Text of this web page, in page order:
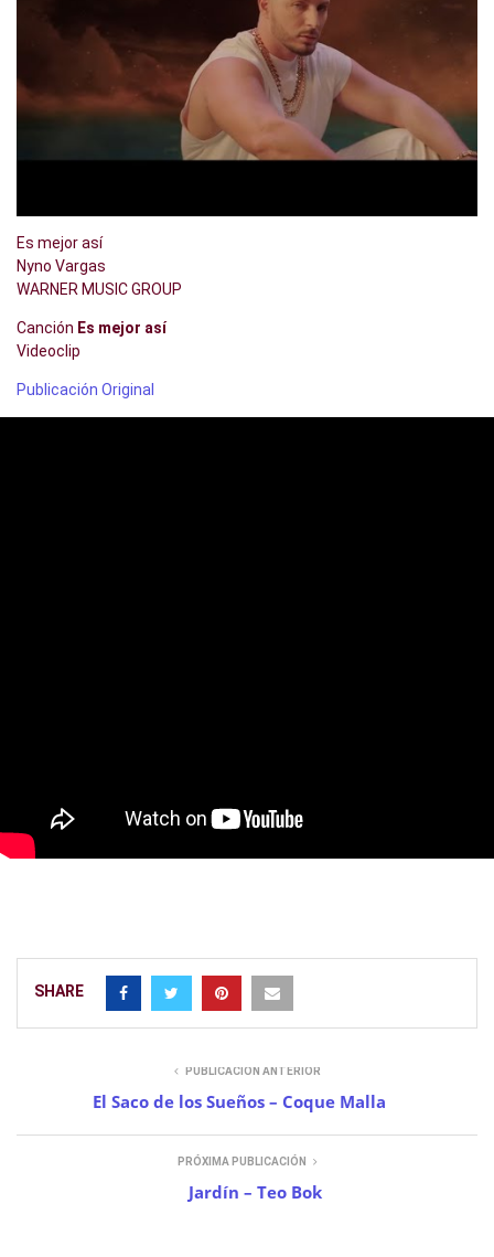
Es mejor así
Nyno Vargas
WARNER MUSIC GROUP
Canción Es mejor así
Videoclip
Publicación Original
SHARE
PUBLICACIÓN ANTERIOR
El Saco de los Sueños – Coque Malla
PRÓXIMA PUBLICACIÓN
Jardín – Teo Bok